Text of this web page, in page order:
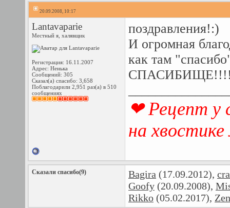
20.09.2008, 10:17
Lantavaparie
Местный я, халявщик
Регистрация: 16.11.2007
Адрес: Ненька
Сообщений: 305
Сказал(а) спасибо: 3,658
Поблагодарили 2,951 раз(а) в 510
сообщениях
поздравления!:)
И огромная
как там
❤ Рецепт у
на
Сказали спасибо(9) Bagira (17.09.2012),
Goofy (20.09.2008),
Rikko (05.02.2017),